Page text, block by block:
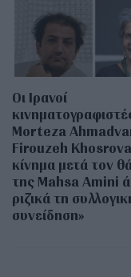
Οι Ιρανοί
Morteza
Firouzeh
κίνημα μετά τον
της Mahsa Amini
ριζικά τη
συνείδηση»